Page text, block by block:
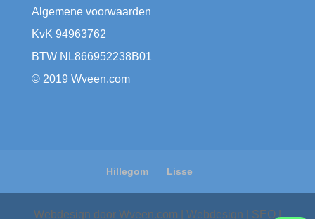
Algemene voorwaarden
KvK ​94963762
BTW ​NL866952238B01
© 2019 Wveen.com
Hillegom Lisse
Webdesign door Wveen.com | Webdesign | SEO |